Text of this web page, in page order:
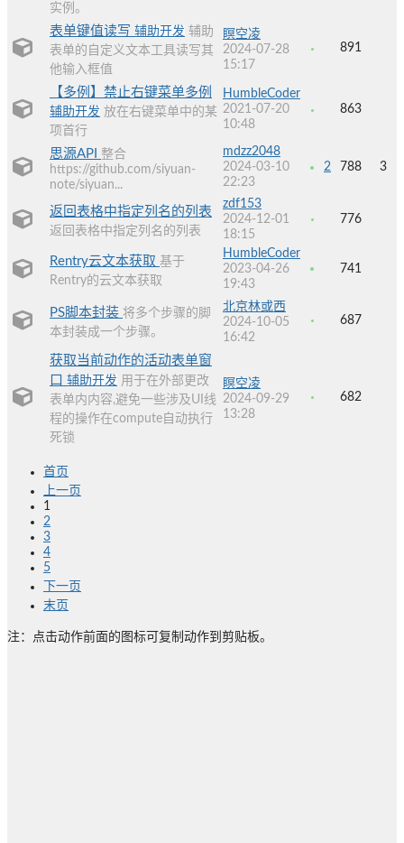
实例。
表单键值读写 辅助开发 辅助
表单的自定义文本工具读写其
他输入框值
瞑空凌
2024-07-28
15:17
891
【多例】禁止右键菜单多例
辅助开发 放在右键菜单中的某
项首行
HumbleCoder
2021-07-20
10:48
863
思源API
整合
https://github.com/siyuan-
note/siyuan...
mdzz2048
2024-03-10
22:23
2 788 3
返回表格中指定列名的列表
返回表格中指定列名的列表
zdf153
2024-12-01
18:15
776
Rentry云文本获取 基于
Rentry的云文本获取
HumbleCoder
2023-04-26
19:43
741
PS脚本封装 将多个步骤的脚
本封装成一个步骤。
北京林或西
2024-10-05
16:42
687
获取当前动作的活动表单窗
口 辅助开发 用于在外部更改
表单内内容,避免一些涉及UI线
程的操作在compute自动执行
死锁
瞑空凌
2024-09-29
13:28
682
首页
上一页
1
2
3
4
5
下一页
末页
注：点击动作前面的图标可复制动作到剪贴板。